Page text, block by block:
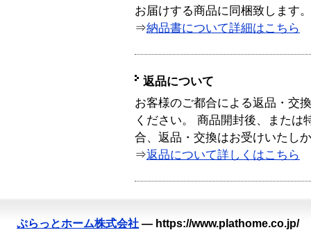
お届けする商品に同梱致します。
⇒納品書について詳細はこちら
返品について
お客様のご都合による返品・交
ください。 商品開封後、または
合、返品・交換はお受けいたし
⇒返品について詳しくはこちら
ぷらっとホーム株式会社 — https://www.plathome.co.jp/